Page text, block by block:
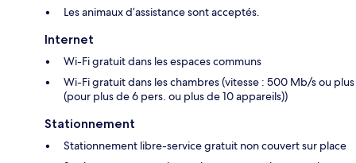
Les animaux d’assistance sont acceptés.
Internet
Wi-Fi gratuit dans les espaces communs
Wi-Fi gratuit dans les chambres (vitesse : 500 Mb/s ou plus
(pour plus de 6 pers. ou plus de 10 appareils))
Stationnement
Stationnement libre-service gratuit non couvert sur place